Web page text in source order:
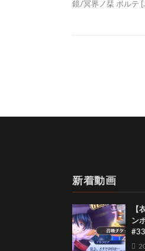
鏡/冥界ノ栞 ボルテ
新着動画
【
ン
#33